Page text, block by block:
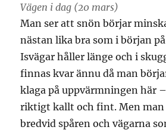
Vägen i dag (20 mars)
Man ser att snön börjar
nästan lika bra som i början
Isvägar håller länge och i
finnas kvar ännu då man
klaga på uppvärmningen här
riktigt kallt och fint. Men man
bredvid spåren och vägarna